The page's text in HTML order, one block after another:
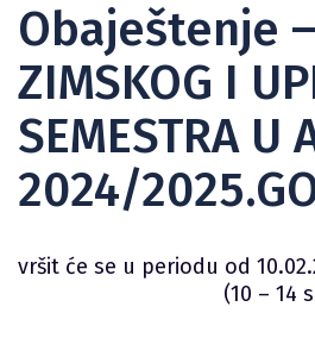
Obaještenje –
ZIMSKOG I
SEMESTRA U
2024/
vršit će se u periodu od
(10 – 14